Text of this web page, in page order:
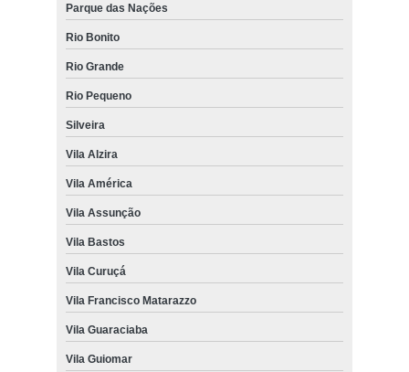
Parque das Nações
Rio Bonito
Rio Grande
Rio Pequeno
Silveira
Vila Alzira
Vila América
Vila Assunção
Vila Bastos
Vila Curuçá
Vila Francisco Matarazzo
Vila Guaraciaba
Vila Guiomar